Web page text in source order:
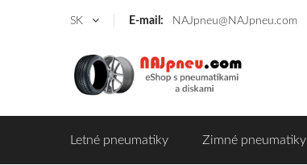
SK E-mail: NAJpneu@NAJpneu.com
Letné pneumatiky Zimné pneumatiky